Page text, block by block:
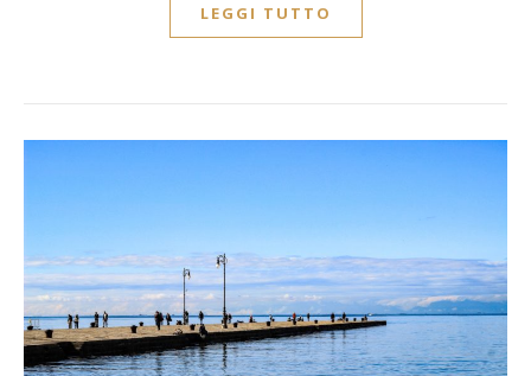
LEGGI TUTTO